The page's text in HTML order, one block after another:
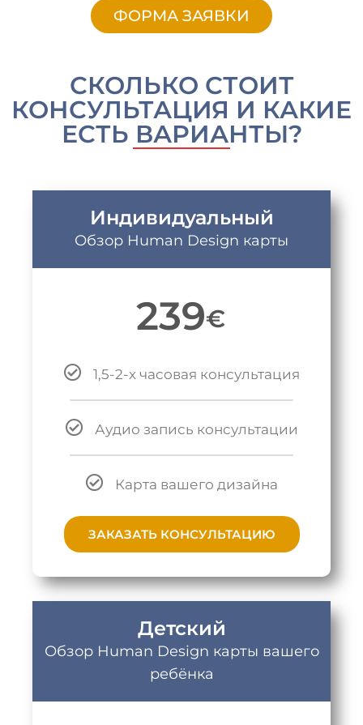
ФОРМА ЗАЯВКИ
СКОЛЬКО СТОИТ
КОНСУЛЬТАЦИЯ И КАКИЕ
ЕСТЬ ВАРИАНТЫ?
Индивидуальный
Обзор Human Design карты
239€
1,5-2-х часовая консультация
Аудио запись консультации
Карта вашего дизайна
ЗАКАЗАТЬ КОНСУЛЬТАЦИЮ
Детский
Обзор Human Design карты вашего
ребёнка